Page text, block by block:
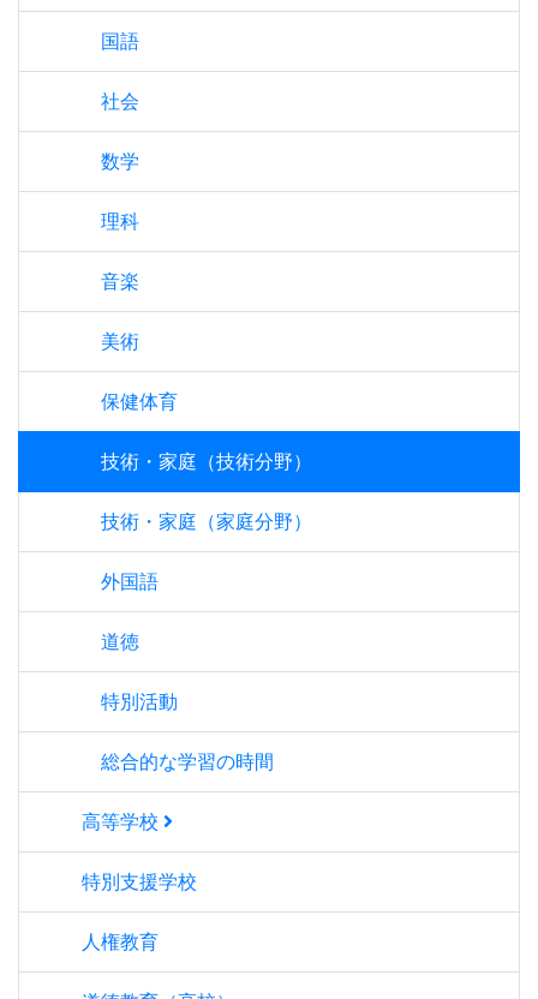
国語
社会
数学
理科
音楽
美術
保健体育
技術・家庭（技術分野）
技術・家庭（家庭分野）
外国語
道徳
特別活動
総合的な学習の時間
高等学校
特別支援学校
人権教育